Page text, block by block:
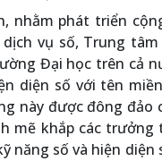
nhằm phát triển
dịch vụ số, Trung
Đại học trên cả
diện số với tên
này được đông
mẽ khắp các
năng số và hiện